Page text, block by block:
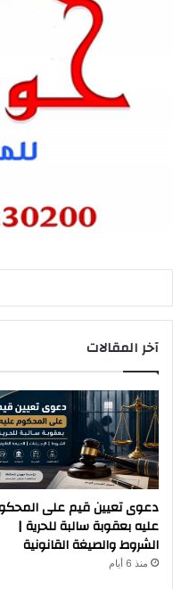
آخر المقالات
دعوى تعيين قيم على
عليه بعقوبة سالبة للحرية |
الشروط والصيغة القانونية
منذ 6 أيام